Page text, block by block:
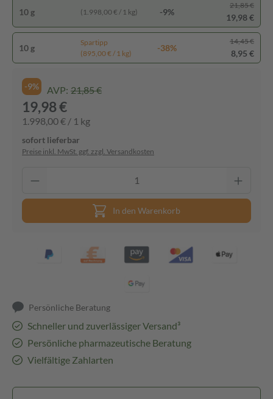
10 g (1.998,00 € / 1 kg) -9%
21,85 €
19,98 €
10 g
Spartipp
(895,00 € / 1 kg)
-38%
14,45 €
8,95 €
-9% AVP: 21,85 €
19,98 €
1.998,00 € / 1 kg
sofort lieferbar
Preise inkl. MwSt. ggf. zzgl. Versandkosten
In den Warenkorb
Persönliche Beratung
Schneller und zuverlässiger Versand³
Persönliche pharmazeutische Beratung
Vielfältige Zahlarten